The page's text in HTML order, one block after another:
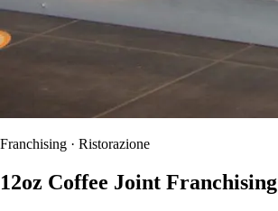
Franchising · Ristorazione
12oz Coffee Joint Franchising